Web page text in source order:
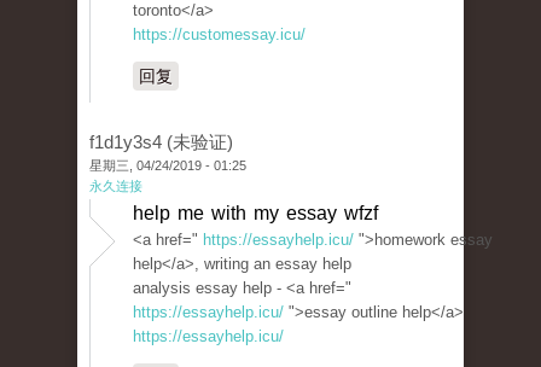
toronto</a>
https://customessay.icu/
回复
f1d1y3s4 (未验证)
星期三, 04/24/2019 - 01:25
永久连接
help me with my essay wfzf
<a href=" https://essayhelp.icu/ ">homework essay
help</a>, writing an essay help
analysis essay help - <a href="
https://essayhelp.icu/ ">essay outline help</a>
https://essayhelp.icu/